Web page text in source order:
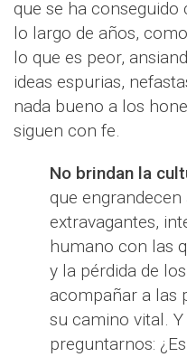
que se ha
lo largo de años,
lo que es peor,
ideas espurias,
nada bueno a los
siguen con fe.
No brindan la
que
extravagantes,
humano con las
y la pérdida de
acompañar a las
su camino vital.
preguntarnos: